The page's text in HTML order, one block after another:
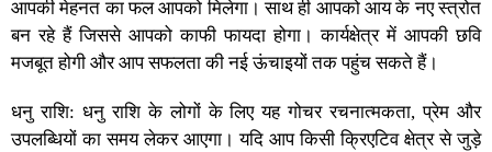
आपकी मेहनत का फल आपको मिलेगा। साथ ही आपको आय के नए स्त्रोत
बन रहे हैं जिससे आपको काफी फायदा होगा। कार्यक्षेत्र में आपकी छवि
मजबूत होगी और आप सफलता की नई ऊंचाइयों तक पहुंच सकते हैं।
धनु राशि: धनु राशि के लोगों के लिए यह गोचर रचनात्मकता, प्रेम और
उपलब्धियों का समय लेकर आएगा। यदि आप किसी क्रिएटिव क्षेत्र से जुड़े